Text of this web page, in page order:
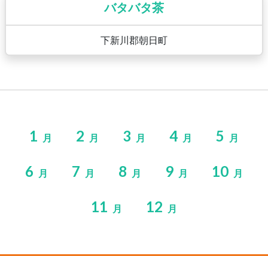
バタバタ茶
下新川郡朝日町
1 月 2 月 3 月 4 月 5 月
6 月 7 月 8 月 9 月 10 月
11 月 12 月